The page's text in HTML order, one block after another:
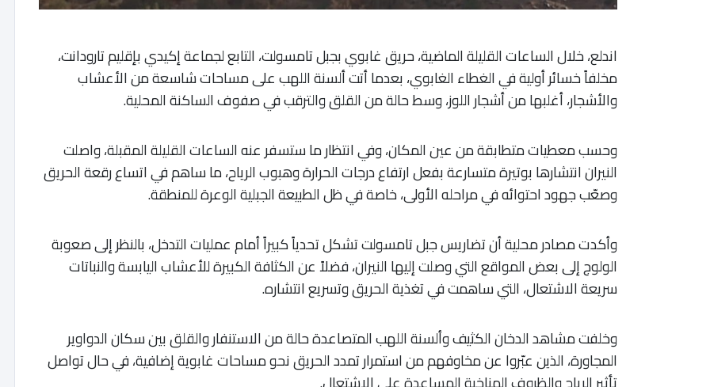
اندلع، خلال الساعات القليلة الماضية، حريق غابوي بجبل تامسولت، التابع لجماعة إكيدي بإقليم تارودانت،
مخلفاً خسائر أولية في الغطاء الغابوي، بعدما أتت ألسنة اللهب على مساحات شاسعة من الأعشاب
والأشجار، أغلبها من أشجار اللوز، وسط حالة من القلق والترقب في صفوف الساكنة المحلية.
وحسب معطيات متطابقة من عين المكان، وفي انتظار ما ستسفر عنه الساعات القليلة المقبلة، واصلت
النيران انتشارها بوتيرة متسارعة بفعل ارتفاع درجات الحرارة وهبوب الرياح، ما ساهم في اتساع رقعة الحريق
وصعّب جهود احتوائه في مراحله الأولى، خاصة في ظل الطبيعة الجبلية الوعرة للمنطقة.
وأكدت مصادر محلية أن تضاريس جبل تامسولت تشكل تحدياً كبيراً أمام عمليات التدخل، بالنظر إلى صعوبة
الولوج إلى بعض المواقع التي وصلت إليها النيران، فضلاً عن الكثافة الكبيرة للأعشاب اليابسة والنباتات
سريعة الاشتعال، التي ساهمت في تغذية الحريق وتسريع انتشاره.
وخلفت مشاهد الدخان الكثيف وألسنة اللهب المتصاعدة حالة من الاستنفار والقلق بين سكان الدواوير
المجاورة، الذين عبّروا عن مخاوفهم من استمرار تمدد الحريق نحو مساحات غابوية إضافية، في حال تواصل